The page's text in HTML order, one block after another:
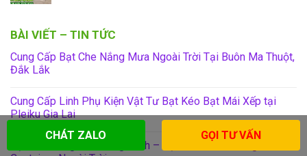
BÀI VIẾT – TIN TỨC
Cung Cấp Bạt Che Nắng Mưa Ngoài Trời Tại Buôn Ma Thuột,
Đắk Lắk
Cung Cấp Linh Phụ Kiện Vật Tư Bạt Kéo Bạt Mái Xếp tại
Pleiku Gia Lai
Bạt Che Hàng Hóa Công Trình – Bạt Che Trùm Thùng
CHÁT ZALO GỌI TƯ VẤN